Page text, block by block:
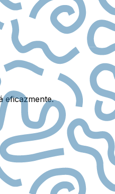
eficazmente.